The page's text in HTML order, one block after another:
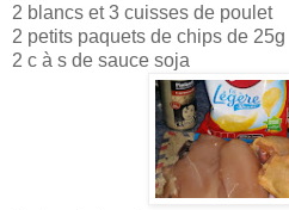
2 blancs et 3 cuisses de poulet
2 petits paquets de chips de 25g
2 c à s de sauce soja